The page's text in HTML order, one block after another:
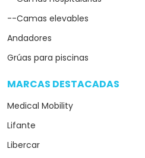
--Camas elevables
Andadores
Grúas para piscinas
MARCAS DESTACADAS
Medical Mobility
Lifante
Libercar